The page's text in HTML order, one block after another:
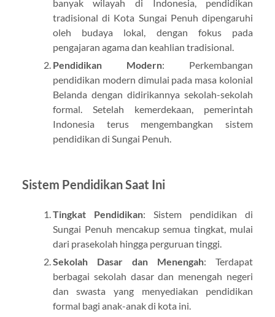
banyak wilayah di Indonesia, pendidikan
tradisional di Kota Sungai Penuh dipengaruhi
oleh budaya lokal, dengan fokus pada
pengajaran agama dan keahlian tradisional.
Pendidikan Modern: Perkembangan
pendidikan modern dimulai pada masa kolonial
Belanda dengan didirikannya sekolah-sekolah
formal. Setelah kemerdekaan, pemerintah
Indonesia terus mengembangkan sistem
pendidikan di Sungai Penuh.
Sistem Pendidikan Saat Ini
Tingkat Pendidikan: Sistem pendidikan di
Sungai Penuh mencakup semua tingkat, mulai
dari prasekolah hingga perguruan tinggi.
Sekolah Dasar dan Menengah: Terdapat
berbagai sekolah dasar dan menengah negeri
dan swasta yang menyediakan pendidikan
formal bagi anak-anak di kota ini.